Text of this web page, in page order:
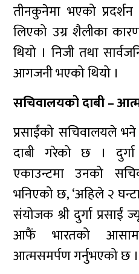
तीनकुनेमा भएको प्रदर्शन
लिएको उग्र शैलीका
थियो । निजी तथा
आगजनी भएको थियो ।
सचिवालयको दाबी –
प्रसाईंको सचिवालयले
दाबी गरेको छ ।
एकाउन्टमा उनको
भनिएको छ, ‘अहिले २
संयोजक श्री दुर्गा प्रसाईं
आफैं भारतको आसाम
आत्मसमर्पण गर्नुभएको छ